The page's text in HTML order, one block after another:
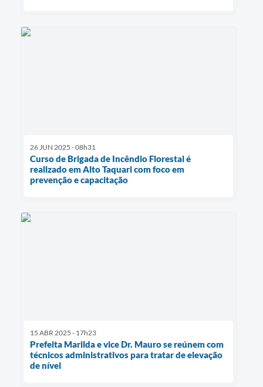
26 JUN 2025 - 08h31
Curso de Brigada de Incêndio Florestal é
realizado em Alto Taquari com foco em
prevenção e capacitação
15 ABR 2025 - 17h23
Prefeita Marilda e vice Dr. Mauro se reúnem com
técnicos administrativos para tratar de elevação
de nível